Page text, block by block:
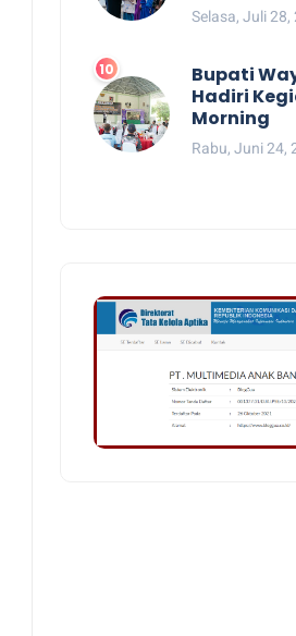
Selasa, Juli 28,
Bupati
Hadiri
Morning
Rabu, Juni 24,